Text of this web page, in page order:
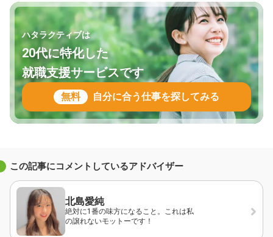
ハタラクティブは
20代に特化した
就職支援サービスです
無料 自分に合う仕事を探してみる
この記事にコメントしているアドバイザー
北島愛純
絶対に1番の味方になること。これは私
の譲れないモットーです！